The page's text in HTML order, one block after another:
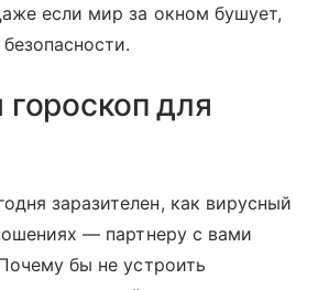
если мир за окном бушует,
для
заразителен, как вирусный
— партнеру с вами
бы не устроить